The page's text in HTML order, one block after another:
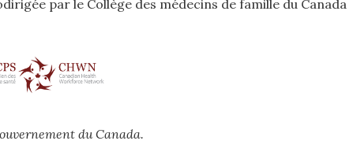
par le Collège des médecins de famille du Canada
du Canada.